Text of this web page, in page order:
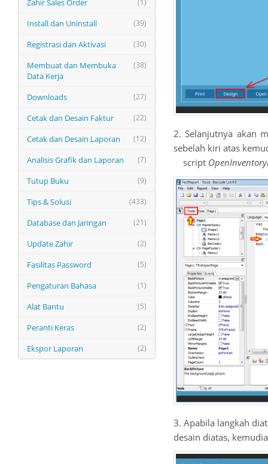
(1)
Zahir Sales Order
(39)
Install dan Uninstall
(30)
Registrasi dan Aktivasi
(38)
Membuat dan Membuka
Data Kerja
(27)
Downloads
(22)
Cetak dan Desain Faktur
(12)
Cetak dan Desain Laporan
(7)
Analisis Grafik dan Laporan
(9)
Tutup Buku
(433)
Tips & Solusi
(21)
Database dan Jaringan
(2)
Update Zahir
(5)
Fasilitas Password
(1)
Pengaturan Bahasa
(5)
Alat Bantu
(2)
Peranti Keras
(2)
Ekspor Laporan
2. Selanjutnya akan
sebelah kiri atas
script
3. Apabila langkah
desain diatas,